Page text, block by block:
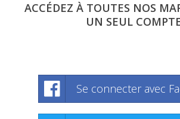
ACCÉDEZ À TOUTES NOS
UN SEUL
Se connecter avec